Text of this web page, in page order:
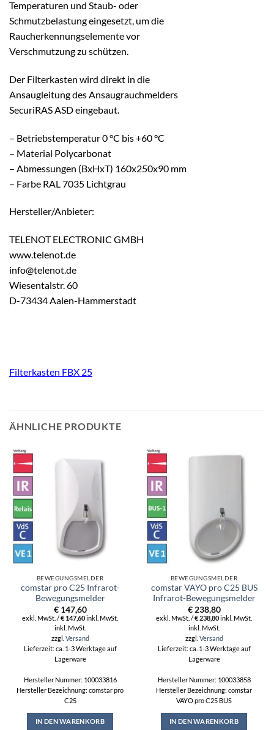
Temperaturen und Staub- oder
Schmutzbelastung eingesetzt, um die
Raucherkennungselemente vor
Verschmutzung zu schützen.
Der Filterkasten wird direkt in die
Ansaugleitung des Ansaugrauchmelders
SecuriRAS ASD eingebaut.
– Betriebstemperatur 0 °C bis +60 °C
– Material Polycarbonat
– Abmessungen (BxHxT) 160x250x90 mm
– Farbe RAL 7035 Lichtgrau
Hersteller/Anbieter:
TELENOT ELECTRONIC GMBH
www.telenot.de
info@telenot.de
Wiesentalstr. 60
D-73434 Aalen-Hammerstadt
Filterkasten FBX 25
ÄHNLICHE PRODUKTE
BEWEGUNGSMELDER
comstar pro C25 Infrarot-
Bewegungsmelder
€147,60
exkl. MwSt. /€ 147,60inkl. MwSt.
inkl. MwSt.
zzgl. Versand
Lieferzeit: ca. 1-3 Werktage auf
Lagerware
Hersteller Nummer: 100033816
Hersteller Bezeichnung: comstar pro
C25
IN DEN WARENKORB
BEWEGUNGSMELDER
comstar VAYO pro C25 BUS
Infrarot-Bewegungsmelder
€238,80
exkl. MwSt. /€238,80inkl. MwSt.
inkl. MwSt.
zzgl. Versand
Lieferzeit: ca. 1-3 Werktage auf
Lagerware
Hersteller Nummer: 100033858
Hersteller Bezeichnung: comstar
VAYO pro C25 BUS
IN DEN WARENKORB